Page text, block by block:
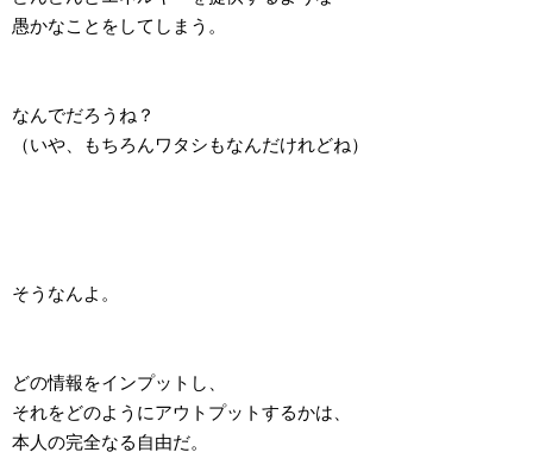
愚かなことをしてしまう。
なんでだろうね？
（いや、もちろんワタシもなんだけれどね）
そうなんよ。
どの情報をインプットし、
それをどのようにアウトプットするかは、
本人の完全なる自由だ。